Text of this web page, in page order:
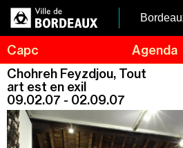
Aller
contenu
principal
Capc Agenda
Menu
de
navigation
Agenda
Expositions
Visites et ateliers
Capc Kids
Chohreh Feyzdjou, Tout
art est en exil
09.02.07 - 02.09.07
Panneau de gestion des cookies